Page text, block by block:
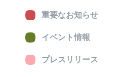
重要なお知らせ
イベント情報
プレスリリース